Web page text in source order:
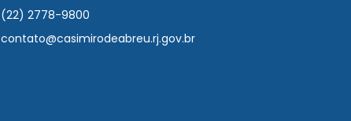
(22) 2778-9800
contato@casimirodeabreu.rj.gov.br